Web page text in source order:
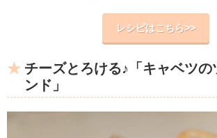
レシピはこちら>>
チーズとろける♪「キャベツ
ンド」